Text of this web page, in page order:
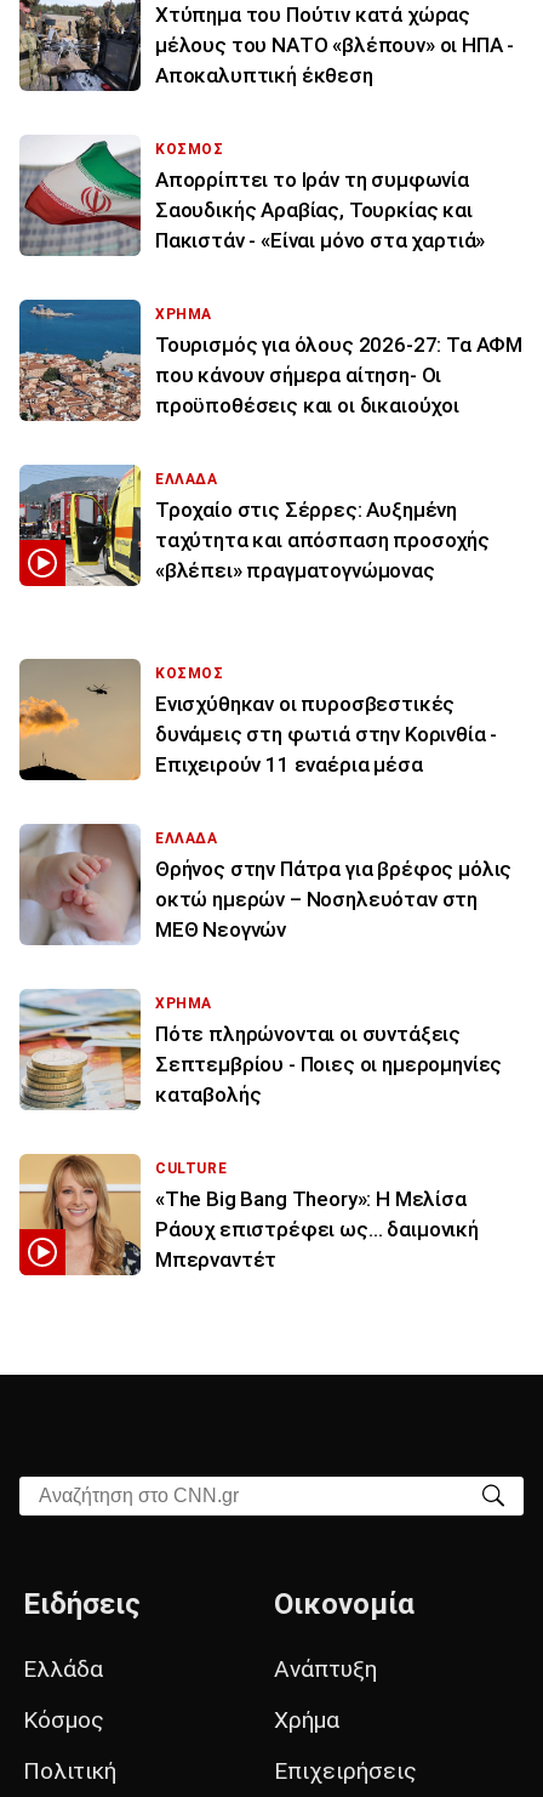
Χτύπημα του Πούτιν κατά χώρας
μέλους του ΝΑΤΟ «βλέπουν» οι ΗΠΑ -
Αποκαλυπτική έκθεση
ΚΟΣΜΟΣ
Απορρίπτει το Ιράν τη συμφωνία
Σαουδικής Αραβίας, Τουρκίας και
Πακιστάν - «Είναι μόνο στα χαρτιά»
ΧΡΗΜΑ
Τουρισμός για όλους 2026-27: Τα ΑΦΜ
που κάνουν σήμερα αίτηση- Οι
προϋποθέσεις και οι δικαιούχοι
ΕΛΛΑΔΑ
Τροχαίο στις Σέρρες: Αυξημένη
ταχύτητα και απόσπαση προσοχής
«βλέπει» πραγματογνώμονας
ΚΟΣΜΟΣ
Ενισχύθηκαν οι πυροσβεστικές
δυνάμεις στη φωτιά στην Κορινθία -
Επιχειρούν 11 εναέρια μέσα
ΕΛΛΑΔΑ
Θρήνος στην Πάτρα για βρέφος μόλις
οκτώ ημερών – Νοσηλευόταν στη
ΜΕΘ Νεογνών
ΧΡΗΜΑ
Πότε πληρώνονται οι συντάξεις
Σεπτεμβρίου - Ποιες οι ημερομηνίες
καταβολής
CULTURE
«The Big Bang Theory»: Η Μελίσα
Ράουχ επιστρέφει ως… δαιμονική
Μπερναντέτ
Αναζήτηση στο CNN.gr
Ειδήσεις
Ελλάδα
Κόσμος
Πολιτική
Οικονομία
Ανάπτυξη
Χρήμα
Επιχειρήσεις